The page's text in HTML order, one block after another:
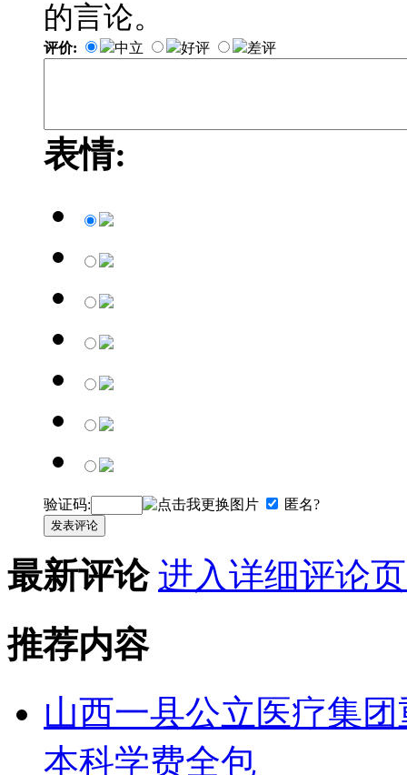
的言论。
评价: 中立 好评 差评
表情:
验证码: 匿名?
发表评论
最新评论 进入详细评论
推荐内容
山西一县公立医疗集
本科学费全包